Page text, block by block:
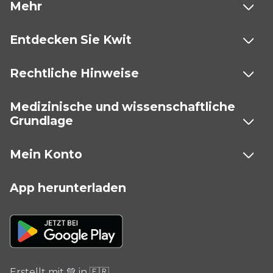
Mehr
Entdecken Sie Kwit
Rechtliche Hinweise
Medizinische und wissenschaftliche
Grundlage
Mein Konto
App herunterladen